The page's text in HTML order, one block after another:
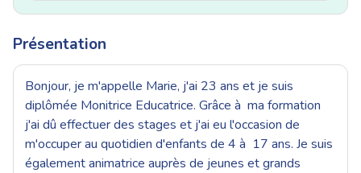
Présentation
Bonjour, je m'appelle Marie, j'ai 23 ans et je suis
diplômée Monitrice Educatrice. Grâce à ma formation
j'ai dû effectuer des stages et j'ai eu l'occasion de
m'occuper au quotidien d'enfants de 4 à 17 ans. Je suis
également animatrice auprès de jeunes et grands